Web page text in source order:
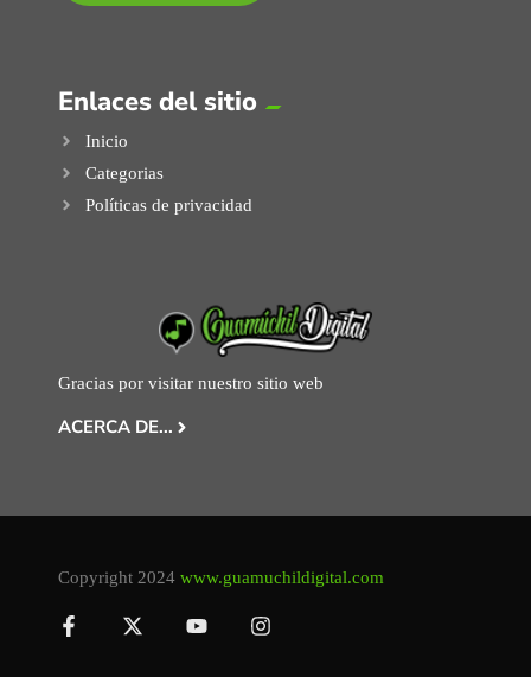
Enlaces del sitio
Inicio
Categorias
Políticas de privacidad
Gracias por visitar nuestro sitio web
ACERCA DE...
Copyright 2024 www.guamuchildigital.com